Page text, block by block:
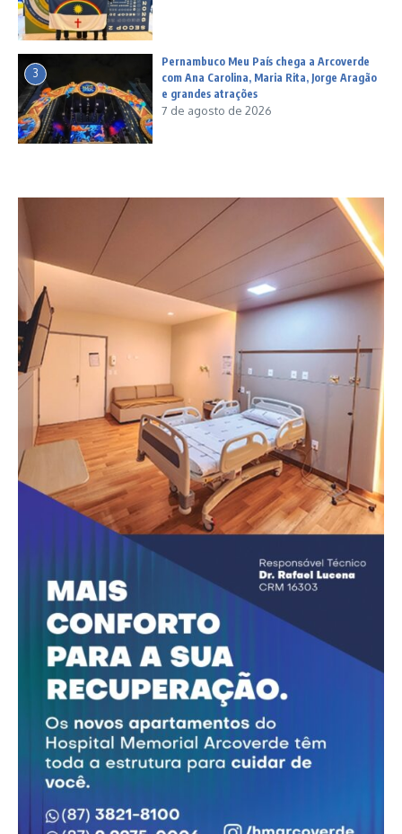
3
Pernambuco Meu País chega a Arcoverde
com Ana Carolina, Maria Rita, Jorge Aragão
e grandes atrações
7 de agosto de 2026